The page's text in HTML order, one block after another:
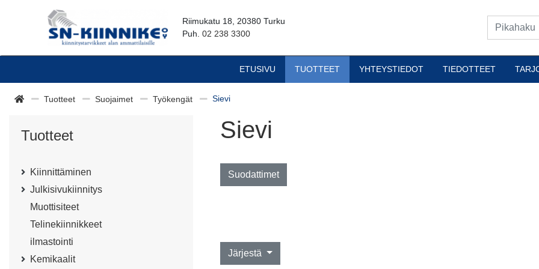
Riimukatu 18, 20380 Turku
Puh. 02 238 3300
ETUSIVU TUOTTEET YHTEYSTIEDOT TIEDOTTEET
Tuotteet Suojaimet Työkengät Sievi
Tuotteet
Kiinnittäminen
Julkisivukiinnitys
Muottisiteet
Telinekiinnikkeet
ilmastointi
Kemikaalit
Sievi
Suodattimet
Järjestä